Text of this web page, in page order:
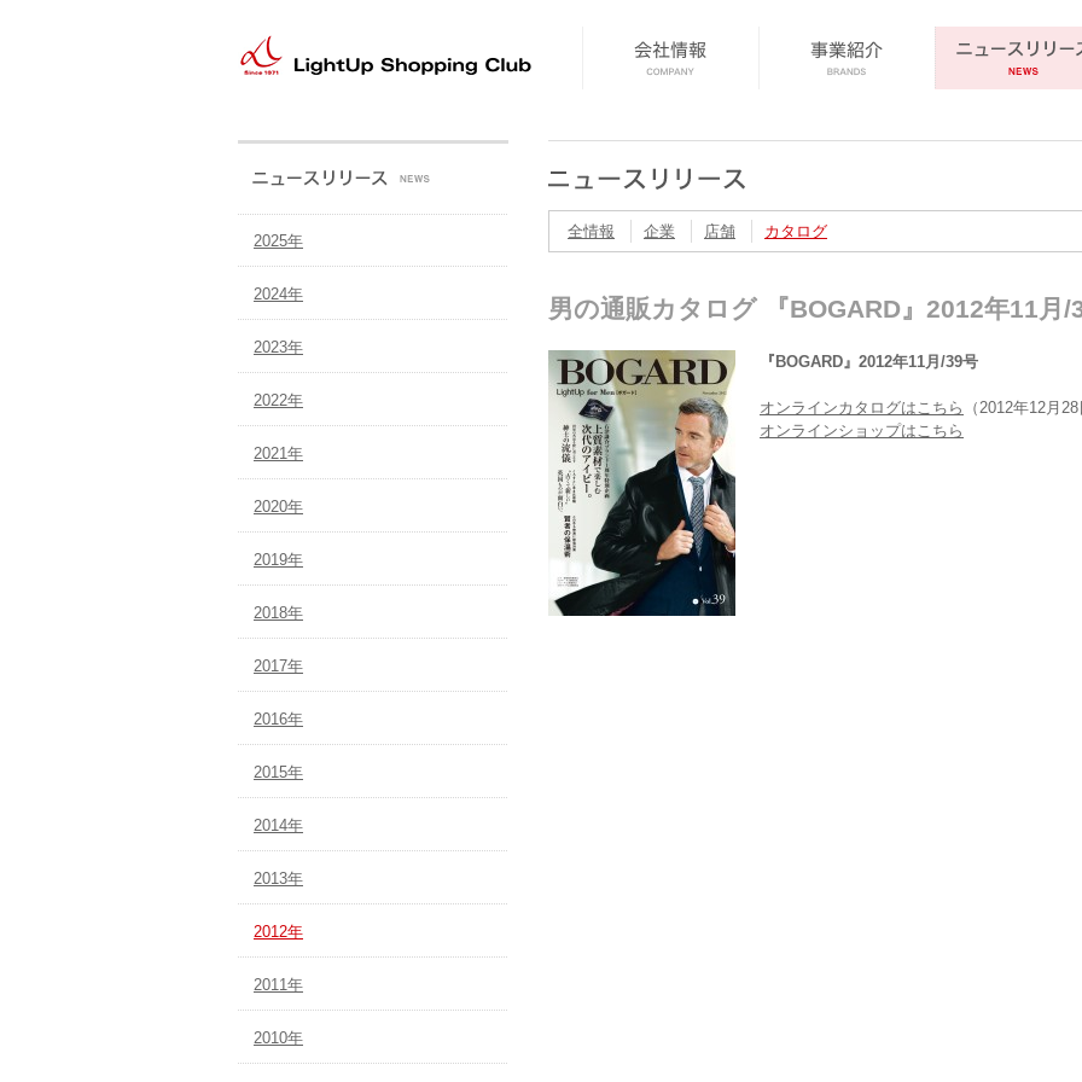
文
へ
全情報 企業 店舗 カタログ
男の通販カタログ 『BOGARD』2012年11月/
『BOGARD』2012年11月/39号
オンラインカタログはこちら
（2012年12月28
オンラインショップはこちら
2025年
2024年
2023年
2022年
2021年
2020年
2019年
2018年
2017年
2016年
2015年
2014年
2013年
2012年
2011年
2010年